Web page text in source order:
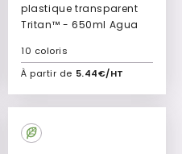
plastique transparent
Tritan™ - 650ml Agua
À partir de 5.44€/HT
10 coloris
Ajouter à mon devis